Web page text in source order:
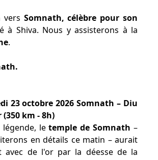
vers Somnath, célèbre pour son
à Shiva. Nous y assisterons à la
.
23 octobre 2026 Somnath – Diu
km - 8h)
légende, letemple de Somnath –
en détails ce matin – aurait
avec de l'or par la déesse de la